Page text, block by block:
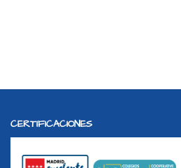
CERTIFICACIONES